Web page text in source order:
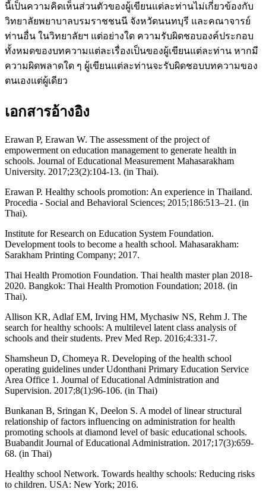
นี้เป็นความคิดเห็นส่วนตัวของผู้เขียนแต่ละท่านไม่เกี่ยวข้องกับ
วิทยาลัยพยาบาลบรมราชชนนี จังหวัดนนทบุรี และคณาจารย์
ท่านอื่น ในวิทยาลัยฯ แต่อย่างใด ความรับผิดชอบองค์ประกอบ
ทั้งหมดของบทความแต่ละเรื่องเป็นของผู้เขียนแต่ละท่าน หากมี
ความผิดพลาดใด ๆ ผู้เขียนแต่ละท่านจะรับผิดชอบบทความของ
ตนเองแต่ผู้เดียว
เอกสารอ้างอิง
Erawan P, Erawan W. The assessment of the project of
empowerment on education management to generate health in
schools. Journal of Educational Measurement Mahasarakham
University. 2017;23(2):104-13. (in Thai).
Erawan P. Healthy schools promotion: An experience in Thailand.
Procedia - Social and Behavioral Sciences; 2015;186:513–21. (in
Thai).
Institute for Research on Education System Foundation.
Development tools to become a health school. Mahasarakham:
Sarakham Printing Company; 2017.
Thai Health Promotion Foundation. Thai health master plan 2018-
2020. Bangkok: Thai Health Promotion Foundation; 2018. (in
Thai).
Allison KR, Adlaf EM, Irving HM, Mychasiw NS, Rehm J. The
search for healthy schools: A multilevel latent class analysis of
schools and their students. Prev Med Rep. 2016;4:331-7.
Shamsheun D, Chomeya R. Developing of the health school
operating guidelines under Udonthani Primary Education Service
Area Office 1. Journal of Educational Administration and
Supervision. 2017;8(1):96-106. (in Thai)
Bunkanan B, Sringan K, Deelon S. A model of linear structural
relationship of factors influencing on administration for health
promoting schools at diamond level of basic educational schools.
Buabandit Journal of Educational Administration. 2017;17(3):659-
68. (in Thai)
Healthy school Network. Towards healthy schools: Reducing risks
to children. USA: New York; 2016.